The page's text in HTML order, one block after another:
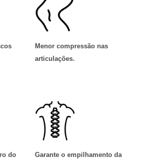
Menor compressão nas
articulações.
do
Garante o empilhamento da